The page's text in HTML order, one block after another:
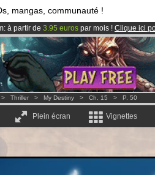
mangas, communauté !
à partir de 3.95 euros par mois ! Clique ici
et 1000BDs & Mangas!
est désormais lancé
Thriller > My Destiny > Ch. 15 > P. 50
Plein écran Vignettes